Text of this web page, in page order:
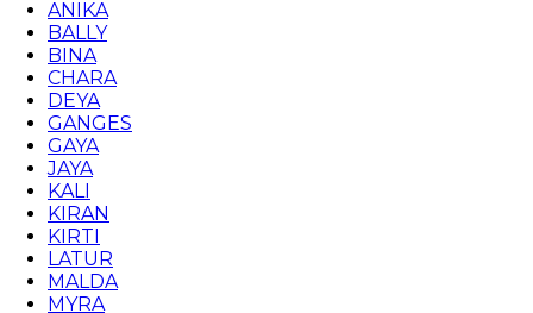
ANIKA
BALLY
BINA
CHARA
DEYA
GANGES
GAYA
JAYA
KALI
KIRAN
KIRTI
LATUR
MALDA
MYRA